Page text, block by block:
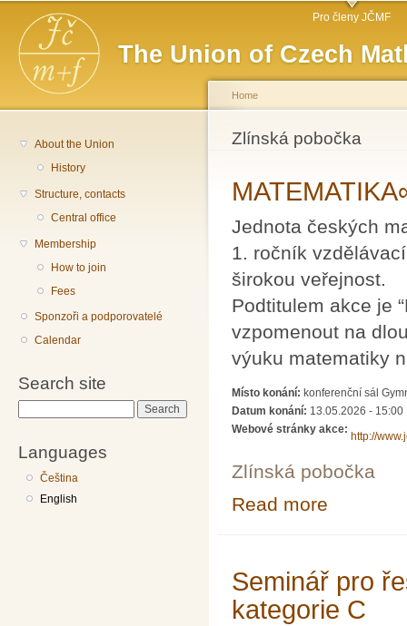
The Union of Czech
Main menu Pro členy JČMF
About the Union
History
Structure, contacts
Central office
Membership
How to join
Fees
Sponzoři a podporovatelé
Calendar
Search site
Languages
Čeština
English
You are here
Home
Zlínská pobočka
Jednota českých
1. ročník
širokou veřejnost.
Podtitulem akce je
vzpomenout na
výuku matematiky
Místo konání: konferenční sál
Datum konání: 13.05.2026 - 15:00
Webové stránky akce:
http://
Zlínská pobočka
Read more
Seminář pro
kategorie C